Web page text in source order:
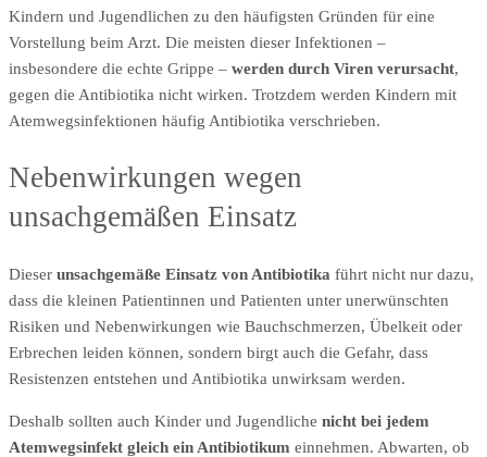
Kindern und Jugendlichen zu den häufigsten Gründen für eine
Vorstellung beim Arzt. Die meisten dieser Infektionen –
insbesondere die echte Grippe – werden durch Viren verursacht,
gegen die Antibiotika nicht wirken. Trotzdem werden Kindern mit
Atemwegsinfektionen häufig Antibiotika verschrieben.
Nebenwirkungen wegen
unsachgemäßen Einsatz
Dieser unsachgemäße Einsatz von Antibiotika führt nicht nur dazu,
dass die kleinen Patientinnen und Patienten unter unerwünschten
Risiken und Nebenwirkungen wie Bauchschmerzen, Übelkeit oder
Erbrechen leiden können, sondern birgt auch die Gefahr, dass
Resistenzen entstehen und Antibiotika unwirksam werden.
Deshalb sollten auch Kinder und Jugendliche nicht bei jedem
Atemwegsinfekt gleich ein Antibiotikum einnehmen. Abwarten, ob